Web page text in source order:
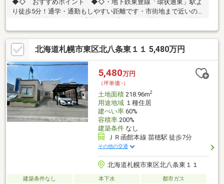
◆◇ おすすめポイント ◆◇・地下鉄東豊線「環状通東」駅よ
り徒歩5分！通学・通勤もしやすい距離です・市街地まで近いの
道路10ｍで駐車もしやすい・敷地面積42.81坪 建物も駐車スペー
スもしっかり配置できる広さです・建築条件ありです◆◇ 周辺
の環境 ◆◇・清明幼稚園 徒歩12分・明園小学校 徒歩11分・
明園中学校 徒歩15分・セイコーマート環状通東店 徒歩5分・
マックスバリュ光星店 徒歩12分ハウスメーカーが決まっていな
くても大丈夫です♪ささいな事でもご相談下さい！お問い合わせお
待ちしております
北海道札幌市東区北八条東１１ 5,480万円
5,480万円
（坪単価:-）
土地面積218.96m2
用途地域１種住居
建ぺい率60%
容積率200%
建築条件なし
ＪＲ函館本線 苗穂駅 徒歩7分
その他の交通
北海道札幌市東区北八条東１１
建築条件なし 本下水
都市ガス